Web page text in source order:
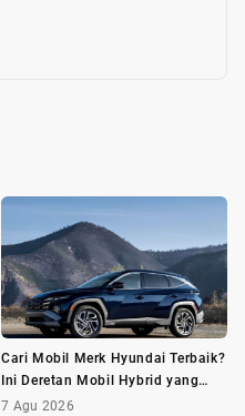
Cari Mobil Merk Hyundai Terbaik?
Ini Deretan Mobil Hybrid yang
Wajib Dilirik
7 Agu 2026